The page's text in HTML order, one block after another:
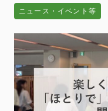
ニュース・イベント等